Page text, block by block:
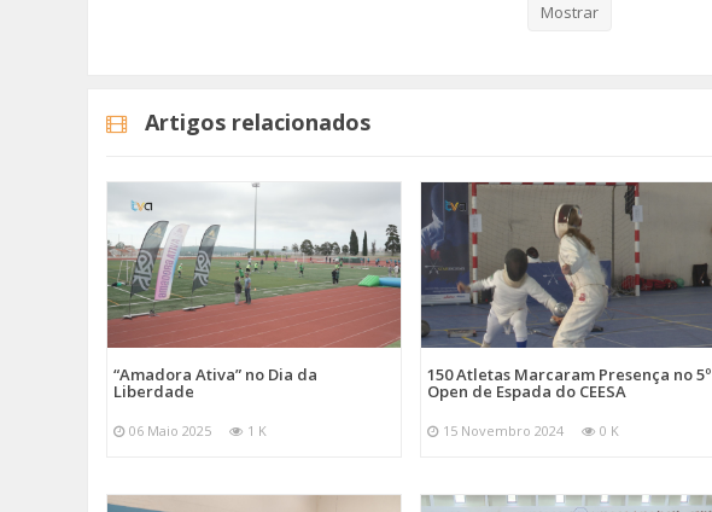
Mostrar
Artigos relacionados
“Amadora Ativa” no Dia da
Liberdade
06 Maio 2025 1 K
150 Atletas Marcaram Presença no 5º
Open de Espada do CEESA
15 Novembro 2024 0 K